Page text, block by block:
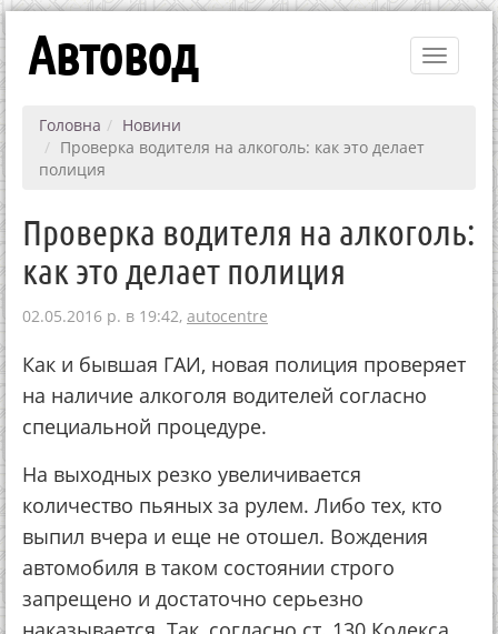
Toggle
Автовод
Головна
Новини
Проверка водителя на алкоголь: как это делает
полиция
Проверка водителя на алкоголь:
как это делает полиция
02.05.2016 р. в 19:42, autocentre
Как и бывшая ГАИ, новая полиция проверяет
на наличие алкоголя водителей согласно
специальной процедуре.
На выходных резко увеличивается
количество пьяных за рулем. Либо тех, кто
выпил вчера и еще не отошел. Вождения
автомобиля в таком состоянии строго
запрещено и достаточно серьезно